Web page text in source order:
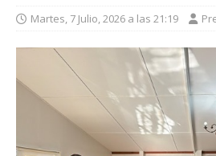
Martes, 7 Julio, 2026 a las 21:19